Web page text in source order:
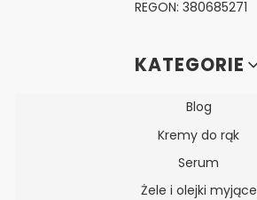
REGON: 380685271
Linki w stopceKATEGORIE
Blog
Kremy do rąk
Serum
Żele i olejki myjące